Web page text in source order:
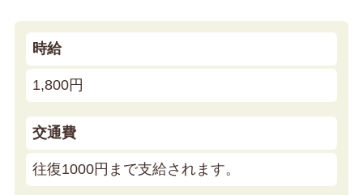
時給
1,800円
交通費
往復1000円まで支給されます。